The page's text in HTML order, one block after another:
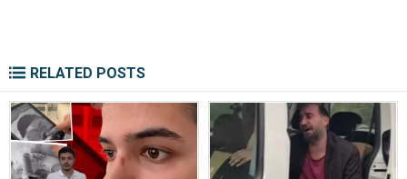
RELATED POSTS